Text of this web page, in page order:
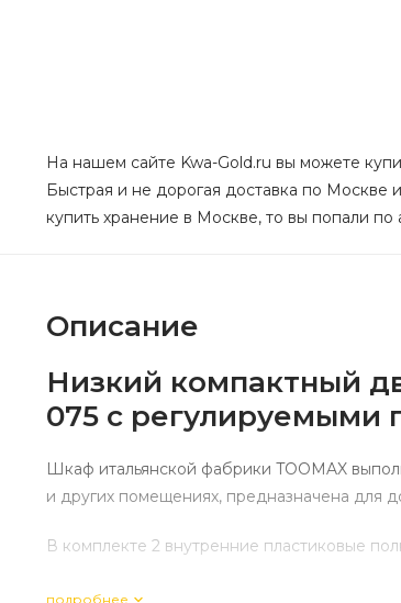
На нашем сайте Kwa-Gold.ru вы можете
Быстрая и не дорогая доставка по Москве
купить хранение в Москве, то вы попали
Описание
Низкий компактный
075 с регулируемыми
Шкаф итальянской фабрики TOOMAX
и других помещениях, предназначена для
В комплекте 2 внутренние пластиковые
Большим преимуществом тумбы TOOMAX
подробнее